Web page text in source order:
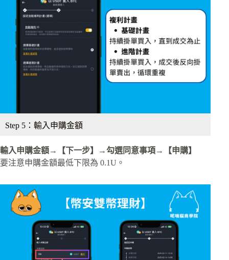
Step 5：輸入申購金額
輸入申購金額→【下一步】→勾選同意事項→【申購】
要注意申購金額最低下限為 0.1U。